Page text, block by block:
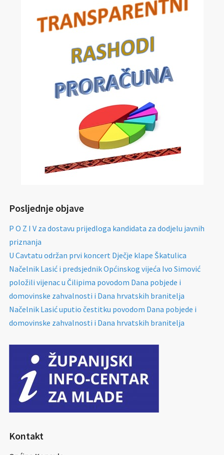
Posljednje objave
P O Z I V za dostavu prijedloga kandidata za dodjelu javnih
priznanja
U Cavtatu održan prvi koncert Dječje klape Škatulica
Načelnik Lasić i predsjednik Općinskog vijeća Ivo Simović
položili vijenac u Čilipima povodom Dana pobjede i
domovinske zahvalnosti i Dana hrvatskih branitelja
Načelnik Lasić uputio čestitku povodom Dana pobjede i
domovinske zahvalnosti i Dana hrvatskih branitelja
Kontakt